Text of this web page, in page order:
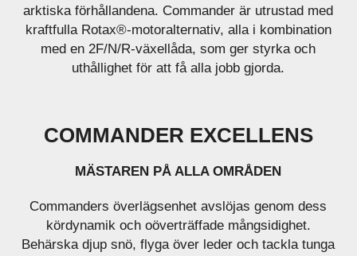
arktiska förhållandena. Commander är utrustad med
kraftfulla Rotax®-motoralternativ, alla i kombination
med en 2F/N/R-växellåda, som ger styrka och
uthållighet för att få alla jobb gjorda.
COMMANDER EXCELLENS
MÄSTAREN PÅ ALLA OMRÅDEN
Commanders överlägsenhet avslöjas genom dess
kördynamik och oöverträffade mångsidighet.
Behärska djup snö, flyga över leder och tackla tunga